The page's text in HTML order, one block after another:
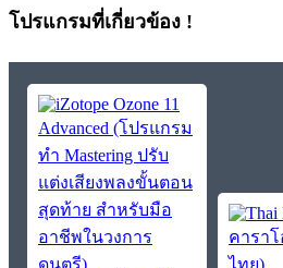
โปรแกรมที่เกี่ยวข้อง !